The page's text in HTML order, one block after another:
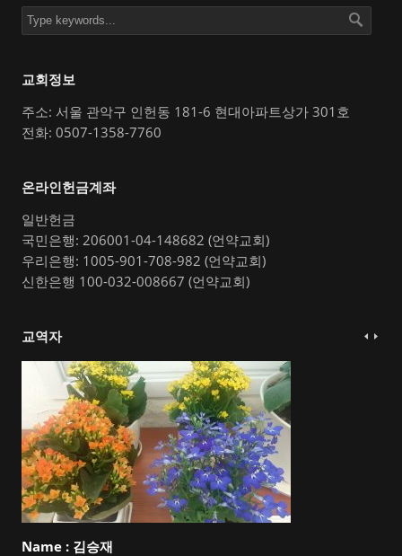
교회정보
주소: 서울 관악구 인헌동 181-6 현대아파트상가 301호
전화: 0507-1358-7760
온라인헌금계좌
일반헌금
국민은행: 206001-04-148682 (언약교회)
우리은행: 1005-901-708-982 (언약교회)
신한은행 100-032-008667 (언약교회)
교역자
Name : 김승재